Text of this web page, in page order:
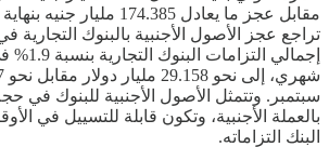
مقابل عجز ما يعادل 174.385
تراجع عجز الأصول الأجنبية بالبنوك التجارية
إجمالي
سبتمبر. وتتمثل الأصول الأجنبية للبنوك في
بالعملة الأجنبية، وتكون قابلة للتسييل في
البنك التزاماته.